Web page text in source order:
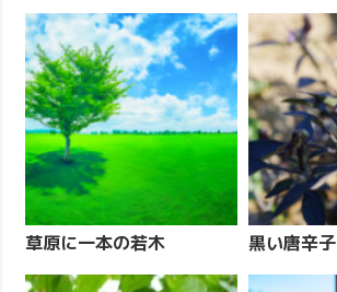
草原に一本の若木 黒い唐辛子